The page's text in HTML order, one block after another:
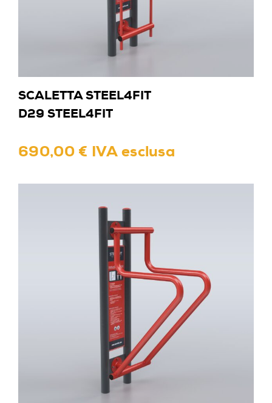
SCALETTA STEEL4FIT
D29 STEEL4FIT
690,00 € IVA esclusa